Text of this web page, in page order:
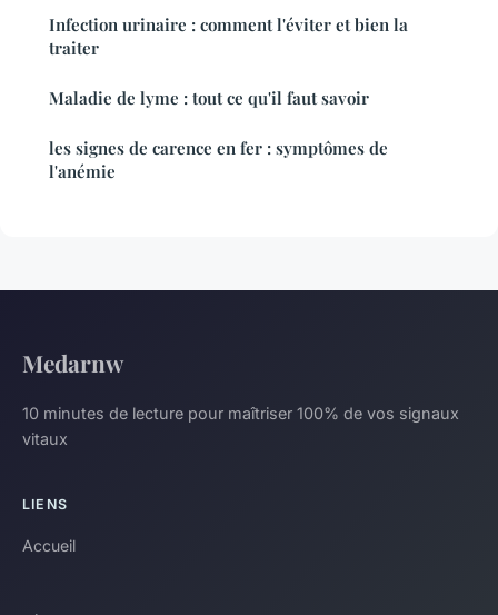
Infection urinaire : comment l'éviter et bien la
traiter
Maladie de lyme : tout ce qu'il faut savoir
les signes de carence en fer : symptômes de
l'anémie
Medarnw
10 minutes de lecture pour maîtriser 100% de vos signaux
vitaux
LIENS
Accueil